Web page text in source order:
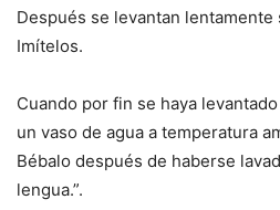
Después se levantan
Imítelos.
Cuando por fin se haya
un vaso de agua a temperatura
Bébalo después de haberse
lengua.”.